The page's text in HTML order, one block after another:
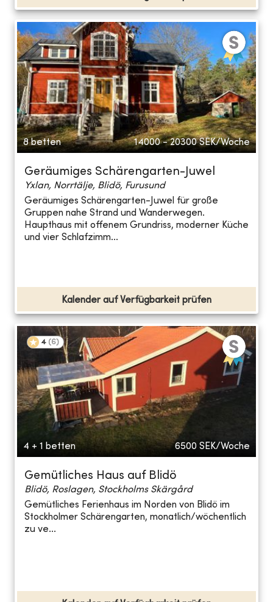
8 betten 14000 - 20300 SEK/Woche
Geräumiges Schärengarten-Juwel
Yxlan, Norrtälje, Blidö, Furusund
Geräumiges Schärengarten-Juwel für große
Gruppen nahe Strand und Wanderwegen.
Haupthaus mit offenem Grundriss, moderner Küche
und vier Schlafzimm...
Kalender auf Verfügbarkeit prüfen
4 (6)
4 + 1 betten 6500 SEK/Woche
Gemütliches Haus auf Blidö
Blidö, Roslagen, Stockholms Skärgård
Gemütliches Ferienhaus im Norden von Blidö im
Stockholmer Schärengarten, monatlich/wöchentlich
zu ve...